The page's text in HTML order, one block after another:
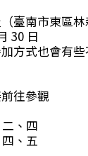
臺南市東區林
30 日
方式也會有
往參觀
、四
、五